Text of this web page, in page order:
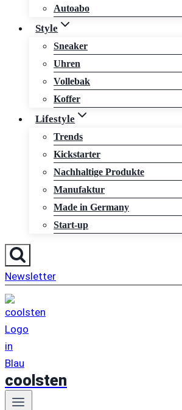
Autoabo
Style
Sneaker
Uhren
Vollebak
Koffer
Lifestyle
Trends
Kickstarter
Nachhaltige Produkte
Manufaktur
Made in Germany
Start-up
Newsletter
coolsten